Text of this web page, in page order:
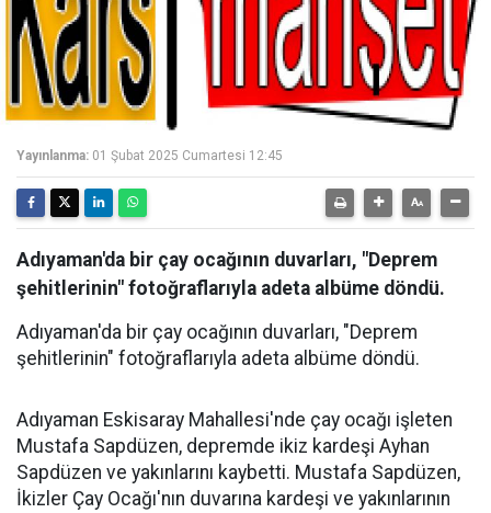
Yayınlanma: 01 Şubat 2025 Cumartesi 12:45
Adıyaman'da bir çay ocağının duvarları, "Deprem
şehitlerinin" fotoğraflarıyla adeta albüme döndü.
Adıyaman'da bir çay ocağının duvarları, "Deprem
şehitlerinin" fotoğraflarıyla adeta albüme döndü.
Adıyaman Eskisaray Mahallesi'nde çay ocağı işleten
Mustafa Sapdüzen, depremde ikiz kardeşi Ayhan
Sapdüzen ve yakınlarını kaybetti. Mustafa Sapdüzen,
İkizler Çay Ocağı'nın duvarına kardeşi ve yakınlarının